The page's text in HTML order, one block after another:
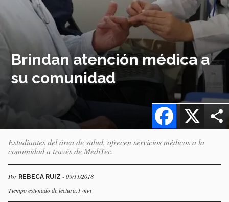
Brindan atención médica a
su comunidad
X
Facebook
Estudiantes del área de salud, ofrecen servicios médicos a la
comunidad a través de MediTec.
Por REBECA RUIZ - 09/11/2018
Tiempo estimado de lectura:1 min